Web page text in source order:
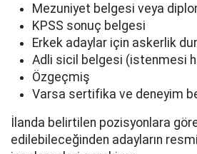
Mezuniyet belgesi veya
KPSS sonuç belgesi
Erkek adaylar için askerlik
Adli sicil belgesi (istenmesi
Özgeçmiş
Varsa sertifika ve deneyim
İlanda belirtilen pozisyonlara
edilebileceğinden adayların